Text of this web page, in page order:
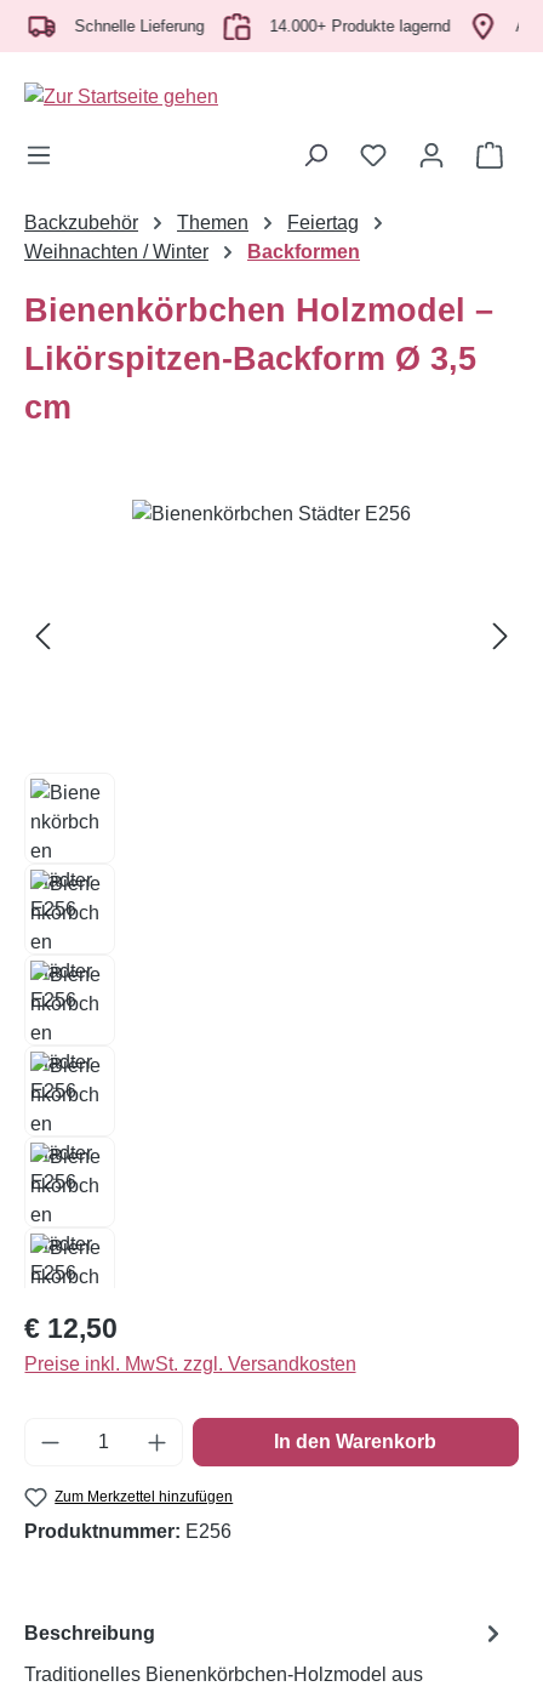
Zum Hauptinhalt springen
Schnelle Lieferung 14.000+ Produkte lagernd
Backzubehör Themen
Feiertag
Weihnachten / Winter
Backformen
Bienenkörbchen Holzmodel –
Likörspitzen-Backform Ø 3,5
cm
Bildergalerie überspringen
Regulärer Preis:
€ 12,50
Preise inkl. MwSt. zzgl. Versandkosten
Produkt Anzahl: Gib den gewünschten
In den Warenkorb
Zum Merkzettel hinzufügen
Produktnummer: E256
Beschreibung
Traditionelles Bienenkörbchen-Holzmodel aus